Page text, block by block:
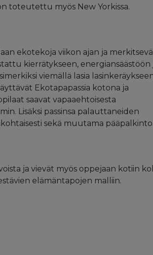
toteutettu myös New Yorkissa.
ekotekoja viikon ajan ja
kierrätykseen, energiansäästöön
viemällä lasia
Ekotapapassia kotona ja
saavat vapaaehtoisesta
Lisäksi passinsa palauttaneiden
sekä muutama pääpalkinto.
ja vievät myös oppejaan kotiin
elämäntapojen malliin.